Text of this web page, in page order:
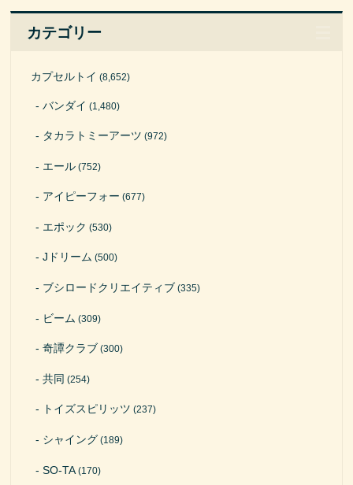
カテゴリー
カプセルトイ (8,652)
バンダイ (1,480)
タカラトミーアーツ (972)
エール (752)
アイピーフォー (677)
エポック (530)
Jドリーム (500)
ブシロードクリエイティブ (335)
ビーム (309)
奇譚クラブ (300)
共同 (254)
トイズスピリッツ (237)
シャイング (189)
SO-TA (170)